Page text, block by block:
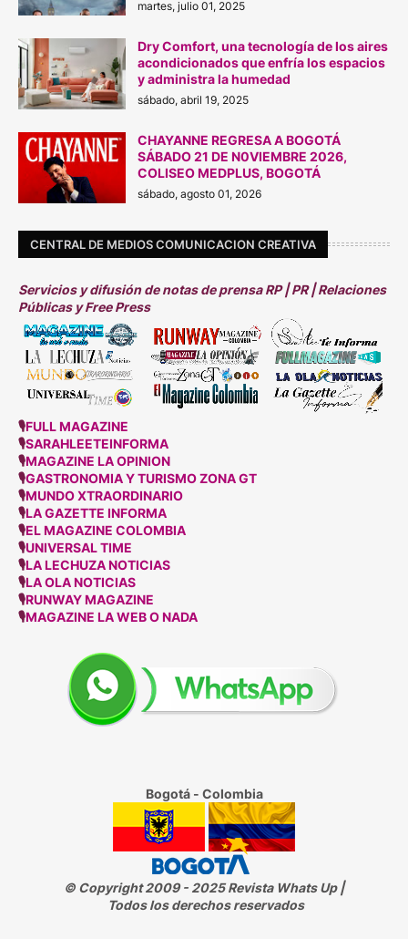
martes, julio 01, 2025
Dry Comfort, una tecnología de los aires
acondicionados que enfría los espacios
y administra la humedad
sábado, abril 19, 2025
CHAYANNE REGRESA A BOGOTÁ
SÁBADO 21 DE N0VIEMBRE 2026,
COLISEO MEDPLUS, BOGOTÁ
sábado, agosto 01, 2026
CENTRAL DE MEDIOS COMUNICACION CREATIVA
Servicios y difusión de notas de prensa RP | PR | Relaciones
Públicas y Free Press
🎙FULL MAGAZINE
🎙SARAHLEETEINFORMA
🎙MAGAZINE LA OPINION
🎙GASTRONOMIA Y TURISMO ZONA GT
🎙MUNDO XTRAORDINARIO
🎙LA GAZETTE INFORMA
🎙EL MAGAZINE COLOMBIA
🎙UNIVERSAL TIME
🎙LA LECHUZA NOTICIAS
🎙LA OLA NOTICIAS
🎙RUNWAY MAGAZINE
🎙MAGAZINE LA WEB O NADA
Bogotá - Colombia
© Copyright 2009 - 2025 Revista Whats Up |
Todos los derechos reservados